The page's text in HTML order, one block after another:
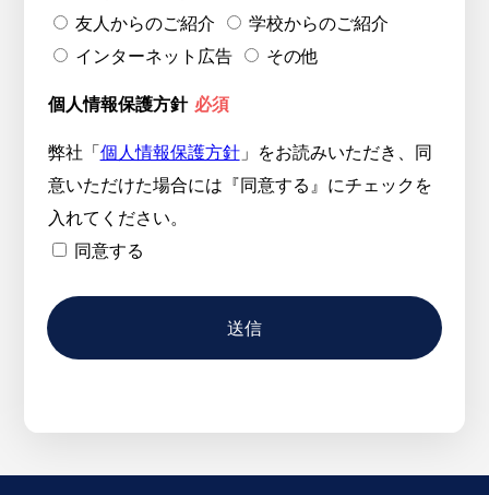
友人からのご紹介
学校からのご紹介
インターネット広告
その他
個人情報保護方針 必須
弊社「 個人情報保護方針」をお読みいただき、同
意いただけた場合には『同意する』にチェックを
入れてください。
同意する